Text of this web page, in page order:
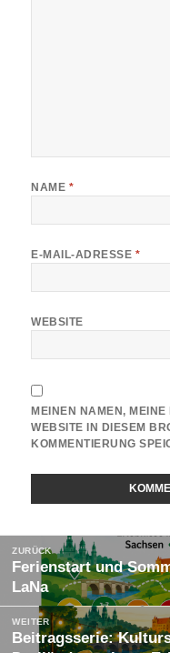
NAME *
E-MAIL-ADRESSE *
WEBSITE
MEINEN NAMEN,
WEBSITE IN DIESEM
KOMMENTIERUNG
Beitragsnavigation
ZURÜCK
Vorheriger
Beitrag:
Ferienstart und
LaNa
WEITER
Nächster
Beitragsserie: